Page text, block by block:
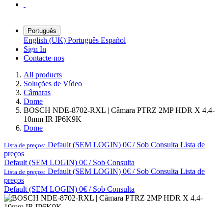
Português
English (UK) Português Español
Sign In
Contacte-nos
All products
Soluções de Vídeo
Câmaras
Dome
BOSCH NDE-8702-RXL | Câmara PTRZ 2MP HDR X 4.4-
10mm IR IP6K9K
Dome
Lista de preços: Default (SEM LOGIN) 0€ / Sob Consulta Lista de
preços
Default (SEM LOGIN) 0€ / Sob Consulta
Lista de preços: Default (SEM LOGIN) 0€ / Sob Consulta Lista de
preços
Default (SEM LOGIN) 0€ / Sob Consulta